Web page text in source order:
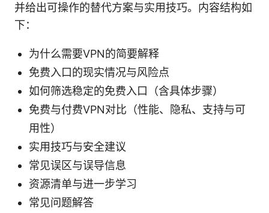
并给出可操作的替代方案与实用技巧。内容结构如
下：
为什么需要VPN的简要解释
免费入口的现实情况与风险点
如何筛选稳定的免费入口（含具体步骤）
免费与付费VPN对比（性能、隐私、支持与可
用性）
实用技巧与安全建议
常见误区与误导信息
资源清单与进一步学习
常见问题解答